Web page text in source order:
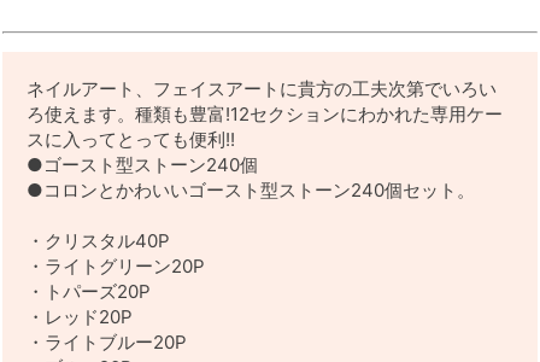
ネイルアート、フェイスアートに貴方の工夫次第でいろい
ろ使えます。種類も豊富!12セクションにわかれた専用ケー
スに入ってとっても便利!!
●ゴースト型ストーン240個
●コロンとかわいいゴースト型ストーン240個セット。
・クリスタル40P
・ライトグリーン20P
・トパーズ20P
・レッド20P
・ライトブルー20P